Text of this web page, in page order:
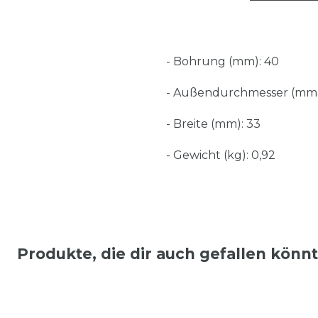
- Bohrung (mm): 40
- Außendurchmesser
- Breite (mm): 33
- Gewicht (kg): 0,92
Produkte, die dir auch gefallen